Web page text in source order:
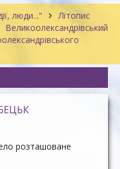
люди..."
Літопис
Великоолександрівський
розташоване